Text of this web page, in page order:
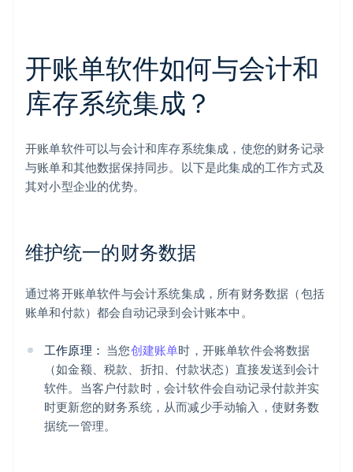
开账单软件如何与会计和
库存系统集成？
开账单软件可以与会计和库存系统集成，使您的财务记录
与账单和其他数据保持同步。以下是此集成的工作方式及
其对小型企业的优势。
维护统一的财务数据
通过将开账单软件与会计系统集成，所有财务数据（包括
账单和付款）都会自动记录到会计账本中。
工作原理： 当您创建账单时，开账单软件会将数据
（如金额、税款、折扣、付款状态）直接发送到会计
软件。当客户付款时，会计软件会自动记录付款并实
时更新您的财务系统，从而减少手动输入，使财务数
据统一管理。